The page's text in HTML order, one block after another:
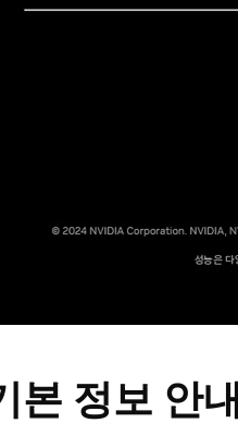
본 정보 안